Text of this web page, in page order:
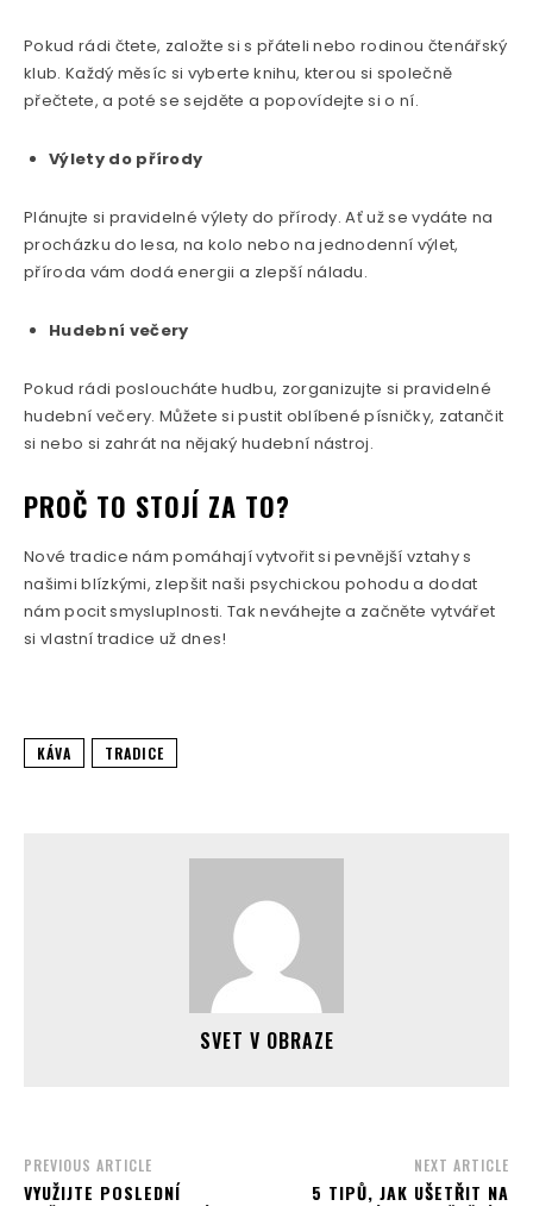
Pokud rádi čtete, založte si s přáteli nebo rodinou čtenářský
klub. Každý měsíc si vyberte knihu, kterou si společně
přečtete, a poté se sejděte a popovídejte si o ní.
Výlety do přírody
Plánujte si pravidelné výlety do přírody. Ať už se vydáte na
procházku do lesa, na kolo nebo na jednodenní výlet,
příroda vám dodá energii a zlepší náladu.
Hudební večery
Pokud rádi posloucháte hudbu, zorganizujte si pravidelné
hudební večery. Můžete si pustit oblíbené písničky, zatančit
si nebo si zahrát na nějaký hudební nástroj.
PROČ TO STOJÍ ZA TO?
Nové tradice nám pomáhají vytvořit si pevnější vztahy s
našimi blízkými, zlepšit naši psychickou pohodu a dodat
nám pocit smysluplnosti. Tak neváhejte a začněte vytvářet
si vlastní tradice už dnes!
KÁVA TRADICE
SVET V OBRAZE
PREVIOUS ARTICLE
VYUŽIJTE POSLEDNÍ
NEXT ARTICLE
5 TIPŮ, JAK UŠETŘIT NA